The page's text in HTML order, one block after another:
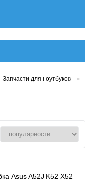
Запчасти для ноутбуков •
Asus A52J K52 X52